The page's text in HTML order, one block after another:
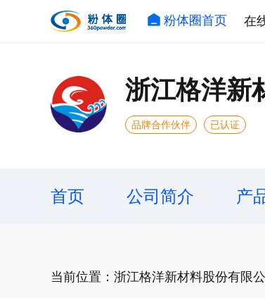
粉体圈首页 在
浙江格洋新
品牌合作伙伴 已认证
首页 公司简介 产
当前位置：浙江格洋新材料股份有限